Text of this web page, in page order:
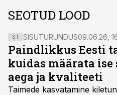
SEOTUD LOOD
ST SISUTURUNDUS09.06.26,
Paindlikkus Eesti
kuidas määrata
aega ja kvaliteeti
Taimede kasvatamine